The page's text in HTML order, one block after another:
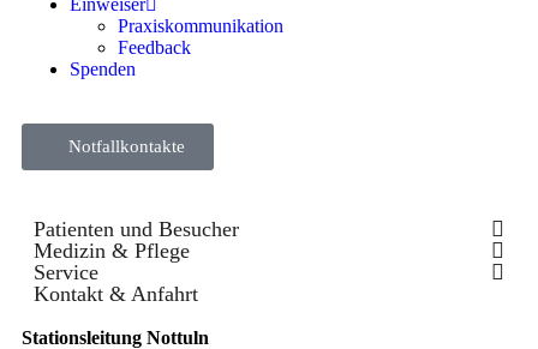
Praxiskommunikation
Feedback
Spenden
Notfallkontakte
Patienten und Besucher
Medizin & Pflege
Service
Kontakt & Anfahrt
Stationsleitung Nottuln